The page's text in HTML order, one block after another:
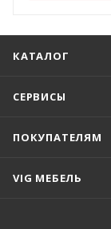
КАТАЛОГ
СЕРВИСЫ
ПОКУПАТЕЛЯМ
VIG МЕБЕЛЬ